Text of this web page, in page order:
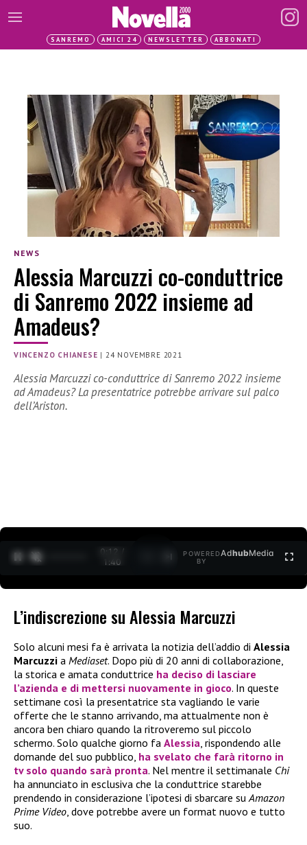
SANREMO AMICI 24 NEWSLETTER ABBONATI
NEWS
Alessia Marcuzzi co-conduttrice
di Sanremo 2022 insieme ad
Amadeus?
VINCENZO CHIANESE |24 NOVEMBRE 2021
Alessia Marcuzzi co-conduttrice di Sanremo 2022 insieme
ad Amadeus? La presentatrice potrebbe arrivare sul palco
dell’Ariston.
0:13 /
1:40
POWERED
BY
AdhubMedia
L’indiscrezione su Alessia Marcuzzi
Solo alcuni mesi fa è arrivata la notizia dell’addio di Alessia
Marcuzzi a Mediaset. Dopo più di 20 anni di collaborazione,
la storica e amata conduttrice ha deciso di lasciare
l’azienda e di mettersi nuovamente in gioco. In queste
settimane così la presentatrice sta vagliando le varie
offerte che le stanno arrivando, ma attualmente non è
ancora ben chiaro quando la ritroveremo sul piccolo
schermo. Solo qualche giorno fa Alessia, rispondendo alle
domande del suo pubblico, ha svelato che farà ritorno in
tv solo quando sarà pronta. Nel mentre il settimanale Chi
ha annunciato in esclusiva che la conduttrice starebbe
prendendo in considerazione l’ipotesi di sbarcare suAmazon
Prime Video, dove potrebbe avere un format nuovo e tutto
suo.